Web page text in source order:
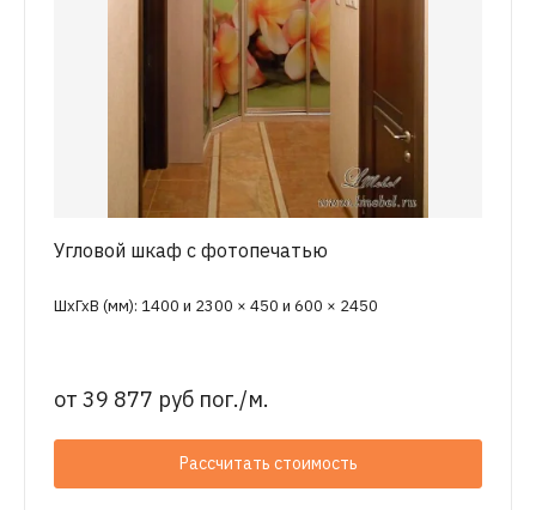
Угловой шкаф с фотопечатью
ШхГхВ (мм): 1400 и 2300 × 450 и 600 × 2450
от 39 877 руб пог./м.
Рассчитать стоимость